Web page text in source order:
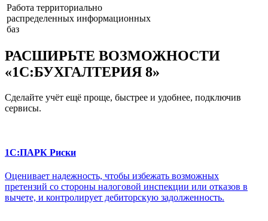
Работа территориально
распределенных информационных
баз
РАСШИРЬТЕ ВОЗМОЖНОСТИ
«1С:БУХГАЛТЕРИЯ 8»
Сделайте учёт ещё проще, быстрее и удобнее, подключив
сервисы.
1С:ПАРК Риски
Оценивает надежность, чтобы избежать возможных
претензий со стороны налоговой инспекции или отказов в
вычете, и контролирует дебиторскую задолженность.